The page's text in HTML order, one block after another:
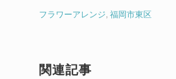
フラワーアレンジ 福岡市東区
関連記事